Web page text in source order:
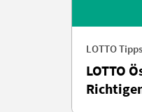
LOTTO Tipps
LOTTO